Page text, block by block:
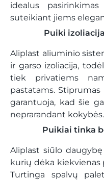
idealus
suteikiant jiems
Puiki
Aliplast aliuminio
ir garso izoliacija,
tiek privatiems
pastatams.
garantuoja, kad šie
neprarandant kokybės.
Puikiai tinka
Aliplast siūlo
kurių dėka
Turtinga spalvų